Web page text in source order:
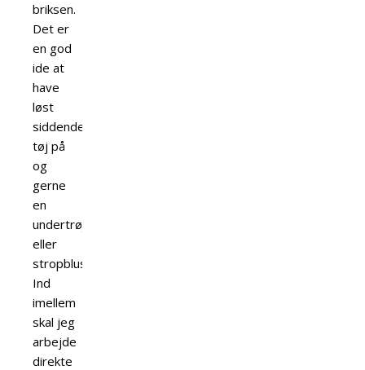
briksen.
Det er
en god
ide at
have
løst
siddende
tøj på
og
gerne
en
undertrøje
eller
stropbluse.
Ind
imellem
skal jeg
arbejde
direkte